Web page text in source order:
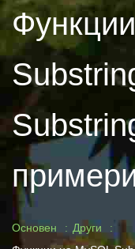
Основен
Други